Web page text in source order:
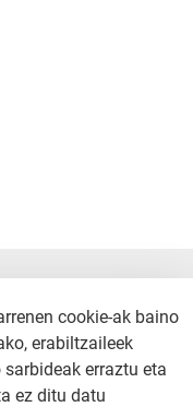
cookie-ak baino
erabiltzaileek
erraztu eta
ez ditu datu